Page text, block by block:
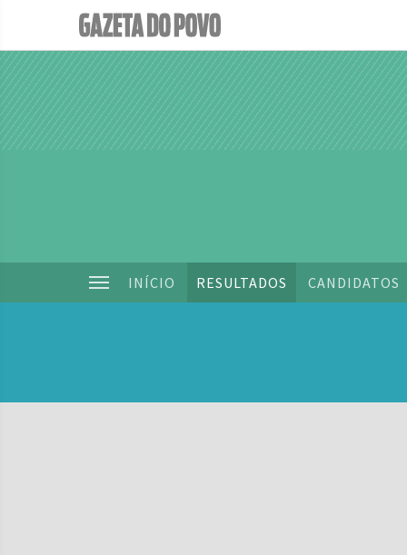
INÍCIO RESULTADOS CANDIDATOS